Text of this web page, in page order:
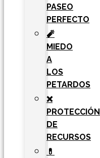
PASEO
PERFECTO
🧨
MIEDO
A
LOS
PETARDOS
❌
PROTECCIÓN
DE
RECURSOS
💊